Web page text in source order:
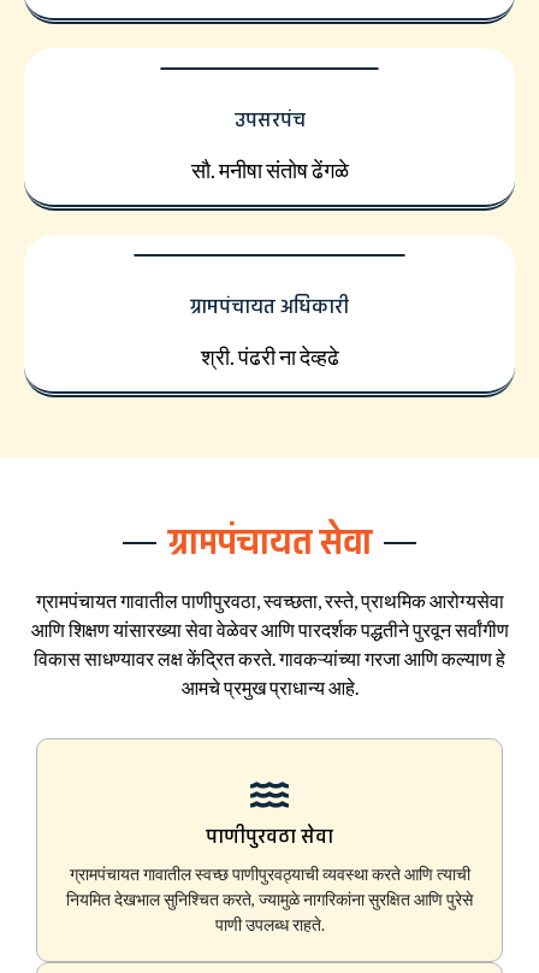
उपसरपंच
सौ. मनीषा संतोष ढेंगळे
ग्रामपंचायत अधिकारी
श्री. पंढरी ना देव्हढे
ग्रामपंचायत सेवा
ग्रामपंचायत गावातील पाणीपुरवठा, स्वच्छता, रस्ते, प्राथमिक आरोग्यसेवा
आणि शिक्षण यांसारख्या सेवा वेळेवर आणि पारदर्शक पद्धतीने पुरवून सर्वांगीण
विकास साधण्यावर लक्ष केंद्रित करते. गावकऱ्यांच्या गरजा आणि कल्याण हे
आमचे प्रमुख प्राधान्य आहे.
पाणीपुरवठा सेवा
ग्रामपंचायत गावातील स्वच्छ पाणीपुरवठ्याची व्यवस्था करते आणि त्याची
नियमित देखभाल सुनिश्चित करते, ज्यामुळे नागरिकांना सुरक्षित आणि पुरेसे
पाणी उपलब्ध राहते.